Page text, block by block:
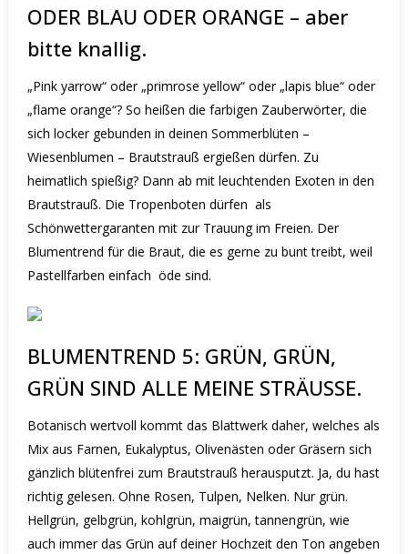
ODER BLAU ODER ORANGE – aber
bitte knallig.
„Pink yarrow“ oder „primrose yellow“ oder „lapis blue“ oder
„flame orange“? So heißen die farbigen Zauberwörter, die
sich locker gebunden in deinen Sommerblüten –
Wiesenblumen – Brautstrauß ergießen dürfen. Zu
heimatlich spießig? Dann ab mit leuchtenden Exoten in den
Brautstrauß. Die Tropenboten dürfen als
Schönwettergaranten mit zur Trauung im Freien. Der
Blumentrend für die Braut, die es gerne zu bunt treibt, weil
Pastellfarben einfach öde sind.
BLUMENTREND 5: GRÜN, GRÜN,
GRÜN SIND ALLE MEINE STRÄUSSE.
Botanisch wertvoll kommt das Blattwerk daher, welches als
Mix aus Farnen, Eukalyptus, Olivenästen oder Gräsern sich
gänzlich blütenfrei zum Brautstrauß herausputzt. Ja, du hast
richtig gelesen. Ohne Rosen, Tulpen, Nelken. Nur grün.
Hellgrün, gelbgrün, kohlgrün, maigrün, tannengrün, wie
auch immer das Grün auf deiner Hochzeit den Ton angeben